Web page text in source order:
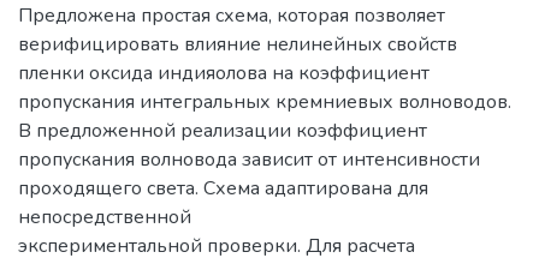
Предложена простая схема, которая позволяет
верифицировать влияние нелинейных свойств
пленки оксида индияолова на коэффициент
пропускания интегральных кремниевых волноводов.
В предложенной реализации коэффициент
пропускания волновода зависит от интенсивности
проходящего света. Схема адаптирована для
непосредственной
экспериментальной проверки. Для расчета